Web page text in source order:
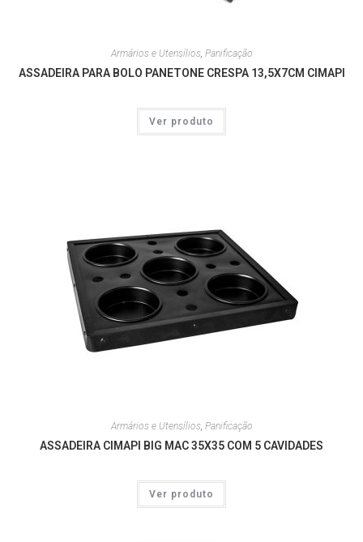
Armários e Utensílios, Panificação
ASSADEIRA PARA BOLO PANETONE CRESPA 13,5X7CM CIMAPI
Ver produto
Armários e Utensílios, Panificação
ASSADEIRA CIMAPI BIG MAC 35X35 COM 5 CAVIDADES
Ver produto